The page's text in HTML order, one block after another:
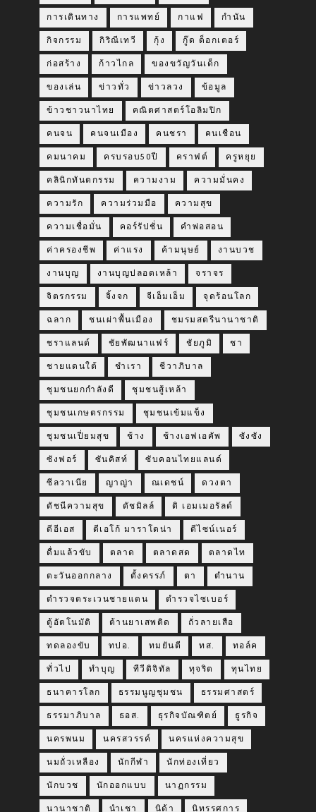
การเดินทาง การแพทย์ กาแฟ กำนัน
กิจกรรม กิริณีเทวี กุ้ง กู๊ด ด็อกเตอร์
ก่อสร้าง ก้าวไกล ของขวัญวันเด็ก
ของเล่น ข่าวทั่ว ข่าวลวง ข้อมูล
ข้าวชาวนาไทย คณิตศาสตร์โอลิมปิก
คนจน คนจนเมือง คนชรา คนเชือน
คมนาคม ครบรอบ50ปี คราฟต์ ครูหยุย
คลินิกทันตกรรม ความงาม ความมั่นคง
ความรัก ความร่วมมือ ความสุข
ความเชื่อมั่น คอร์รัปชั่น คำพ่อสอน
ค่าครองชีพ ค่าแรง ค้ามนุษย์ งานบวช
งานบุญ งานบุญปลอดเหล้า จราจร
จิตรกรรม จิ้งจก จีเอ็มเอ็ม จุดร้อนโลก
ฉลาก ชนเผ่าพื้นเมือง ชมรมสตรีนานาชาติ
ชราแลนด์ ชัยพัฒนาแฟร์ ชัยภูมิ ชา
ชายแดนใต้ ชำเรา ชีวาภิบาล
ชุมชนยกกำลังดี ชุมชนสู้เหล้า
ชุมชนเกษตรกรรม ชุมชนเข้มแข็ง
ชุมชนเปี่ยมสุข ช้าง ช้างเอฟเอคัพ ซังซัง
ซังฟอร์ ซันคิสท์ ซับคอนไทยแลนด์
ซีลวาเนีย ญาญ่า ณเดชน์ ดวงตา
ดัชนีความสุข ดัชมิลล์ ดิ เอมเมอรัลด์
ดีอีเอส ดีเอโก้ มาราโดน่า ดีไซน์เนอร์
ดื่มแล้วขับ ตลาด ตลาดสด ตลาดไท
ตะวันออกกลาง ตั้งครรภ์ ตา ตำนาน
ตำรวจตระเวนชายแดน ตำรวจไซเบอร์
ตู้อัตโนมัติ ต้านยาเสพติด ถั่วลายเสือ
ทดลองขับ ทปอ. ทมยันตี ทส. ทอล์ค
ทั่วไป ทำบุญ ทีวีดิจิทัล ทุจริต ทุนไทย
ธนาคารโลก ธรรมนูญชุมชน ธรรมศาสตร์
ธรรมาภิบาล ธอส. ธุรกิจบัณฑิตย์ ธูรกิจ
นครพนม นครสวรรค์ นครแห่งความสุข
นมถั่วเหลือง นักกีฬา นักท่องเที่ยว
นักบวช นักออกแบบ นาฏกรรม
นานาชาติ นำเชา นิด้า นิทรรศการ